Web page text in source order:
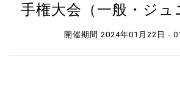
手権大会（一般・ジュ
開催期間 2024年01月22日 -